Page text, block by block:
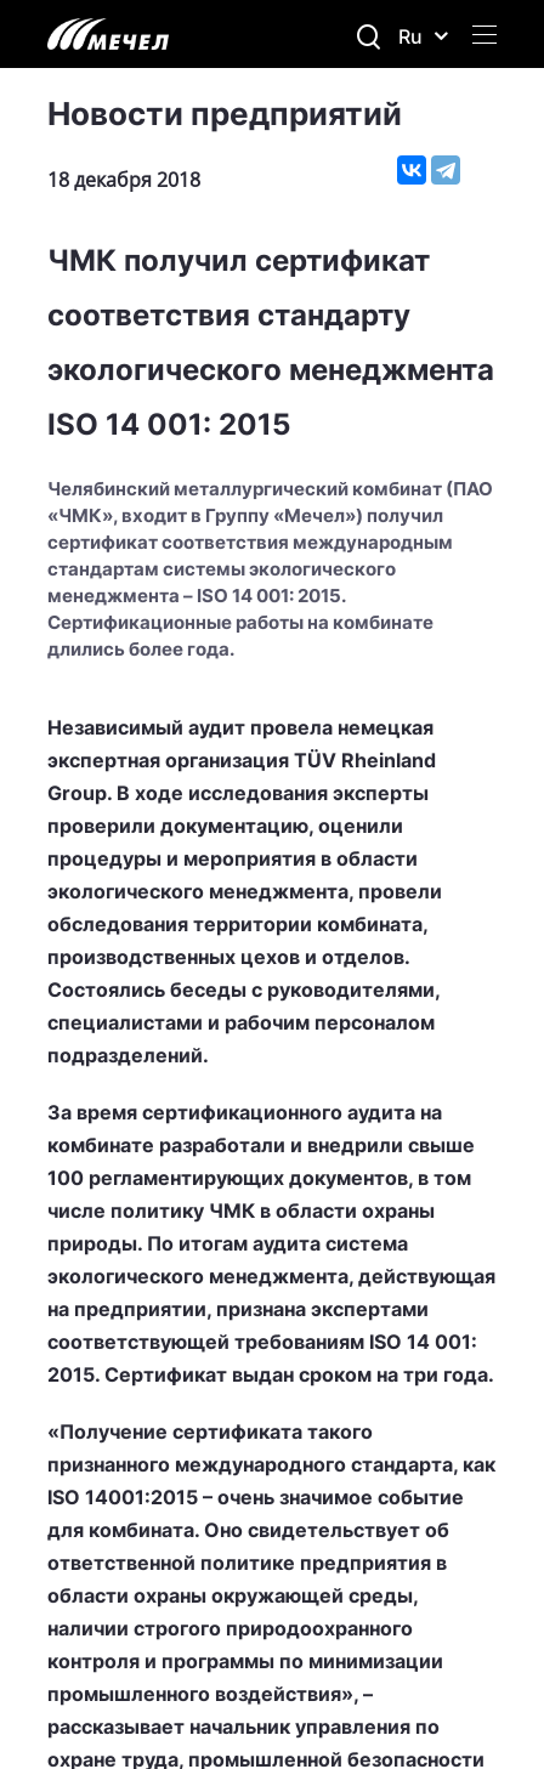
Ru
Новости предприятий
18 декабря 2018
ЧМК получил сертификат
соответствия стандарту
экологического менеджмента
ISO 14 001: 2015
Челябинский металлургический комбинат (ПАО
«ЧМК», входит в Группу «Мечел») получил
сертификат соответствия международным
стандартам системы экологического
менеджмента – ISO 14 001: 2015.
Сертификационные работы на комбинате
длились более года.
Независимый аудит провела немецкая
экспертная организация TÜV Rheinland
Group. В ходе исследования эксперты
проверили документацию, оценили
процедуры и мероприятия в области
экологического менеджмента, провели
обследования территории комбината,
производственных цехов и отделов.
Состоялись беседы с руководителями,
специалистами и рабочим персоналом
подразделений.
За время сертификационного аудита на
комбинате разработали и внедрили свыше
100 регламентирующих документов, в том
числе политику ЧМК в области охраны
природы. По итогам аудита система
экологического менеджмента, действующая
на предприятии, признана экспертами
соответствующей требованиям ISO 14 001:
2015. Сертификат выдан сроком на три года.
«Получение сертификата такого
признанного международного стандарта, как
ISO 14001:2015 – очень значимое событие
для комбината. Оно свидетельствует об
ответственной политике предприятия в
области охраны окружающей среды,
наличии строгого природоохранного
контроля и программы по минимизации
промышленного воздействия», –
рассказывает начальник управления по
охране труда, промышленной безопасности